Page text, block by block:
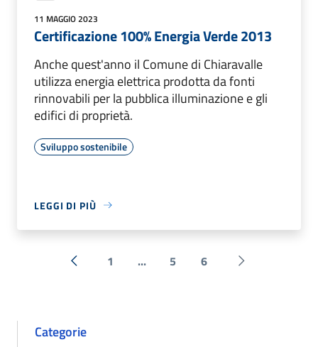
11 MAGGIO 2023
Certificazione 100% Energia Verde 2013
Anche quest'anno il Comune di Chiaravalle
utilizza energia elettrica prodotta da fonti
rinnovabili per la pubblica illuminazione e gli
edifici di proprietà.
Sviluppo sostenibile
LEGGI DI PIÙ
« Precedente
1 ... 5 6 Successiva »
Categorie